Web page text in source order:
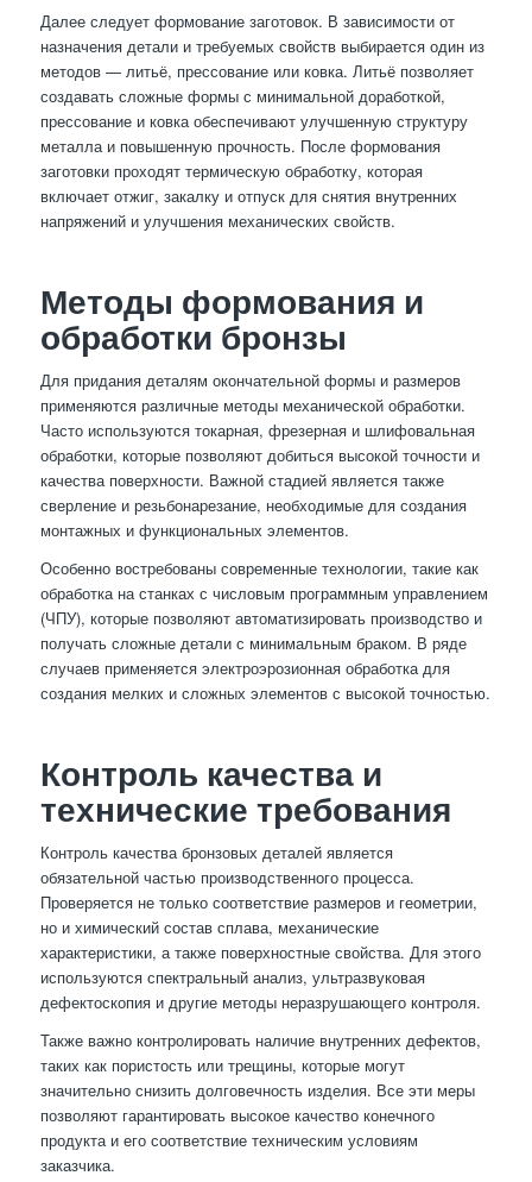
Далее следует формование заготовок. В зависимости от
назначения детали и требуемых свойств выбирается один из
методов — литьё, прессование или ковка. Литьё позволяет
создавать сложные формы с минимальной доработкой,
прессование и ковка обеспечивают улучшенную структуру
металла и повышенную прочность. После формования
заготовки проходят термическую обработку, которая
включает отжиг, закалку и отпуск для снятия внутренних
напряжений и улучшения механических свойств.
Методы формования и
обработки бронзы
Для придания деталям окончательной формы и размеров
применяются различные методы механической обработки.
Часто используются токарная, фрезерная и шлифовальная
обработки, которые позволяют добиться высокой точности и
качества поверхности. Важной стадией является также
сверление и резьбонарезание, необходимые для создания
монтажных и функциональных элементов.
Особенно востребованы современные технологии, такие как
обработка на станках с числовым программным управлением
(ЧПУ), которые позволяют автоматизировать производство и
получать сложные детали с минимальным браком. В ряде
случаев применяется электроэрозионная обработка для
создания мелких и сложных элементов с высокой точностью.
Контроль качества и
технические требования
Контроль качества бронзовых деталей является
обязательной частью производственного процесса.
Проверяется не только соответствие размеров и геометрии,
но и химический состав сплава, механические
характеристики, а также поверхностные свойства. Для этого
используются спектральный анализ, ультразвуковая
дефектоскопия и другие методы неразрушающего контроля.
Также важно контролировать наличие внутренних дефектов,
таких как пористость или трещины, которые могут
значительно снизить долговечность изделия. Все эти меры
позволяют гарантировать высокое качество конечного
продукта и его соответствие техническим условиям
заказчика.